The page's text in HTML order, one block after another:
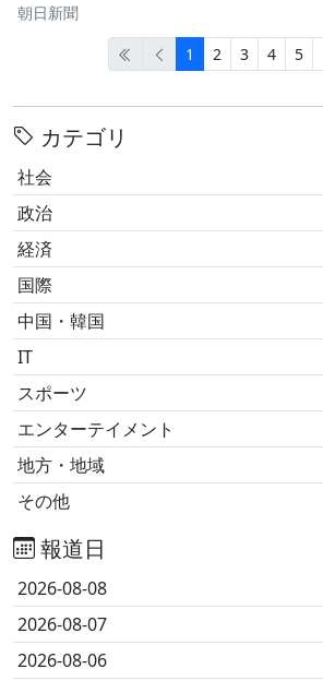
朝日新聞
1
2 3 4 5
カテゴリ
社会
政治
経済
国際
中国・韓国
IT
スポーツ
エンターテイメント
地方・地域
その他
報道日
2026-08-08
2026-08-07
2026-08-06